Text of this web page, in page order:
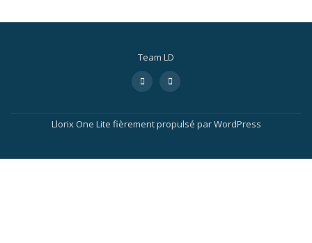
Team LD
Llorix One Lite fièrement propulsé parWordPress